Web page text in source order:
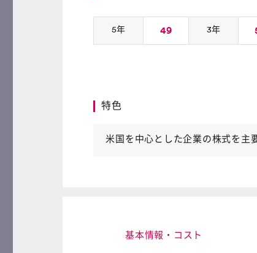
5年 49 3年
特色
米国を中心とした企業の株式を主
基本情報・コスト